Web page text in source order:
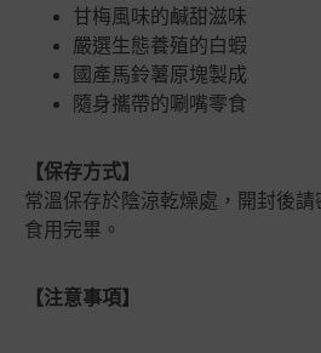
甘梅風味的鹹甜滋味
嚴選生態養殖的白蝦
國產馬鈴薯原塊製成
隨身攜帶的唰嘴零食
【保存方式】
常溫保存於陰涼乾燥處，開封後
食用完畢。
【注意事項】